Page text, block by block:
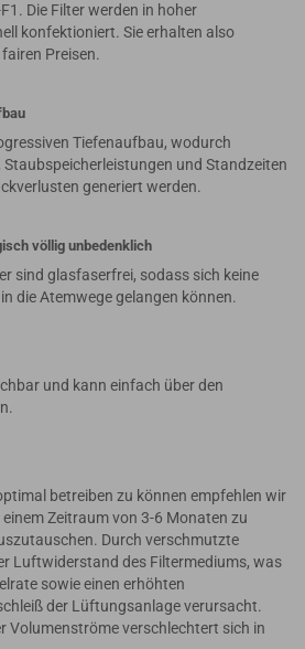
Die Filter werden in hoher
konfektioniert. Sie erhalten also
Preisen.
Tiefenaufbau, wodurch
Staubspeicherleistungen und Standzeiten
generiert werden.
völlig unbedenklich
sind glasfaserfrei, sodass sich keine
die Atemwege gelangen können.
und kann einfach über den
betreiben zu können empfehlen wir
Zeitraum von 3-6 Monaten zu
Durch verschmutzte
Luftwiderstand des Filtermediums, was
sowie einen erhöhten
der Lüftungsanlage verursacht.
Volumenströme verschlechtert sich in